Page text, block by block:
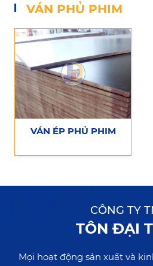
VÁN PHỦ PHIM
VÁN ÉP PHỦ PHIM
CÔNG TY
TÔN ĐẠI
Mọi hoạt động sản xuất và